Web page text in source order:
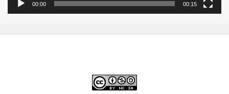
00:00 00:15